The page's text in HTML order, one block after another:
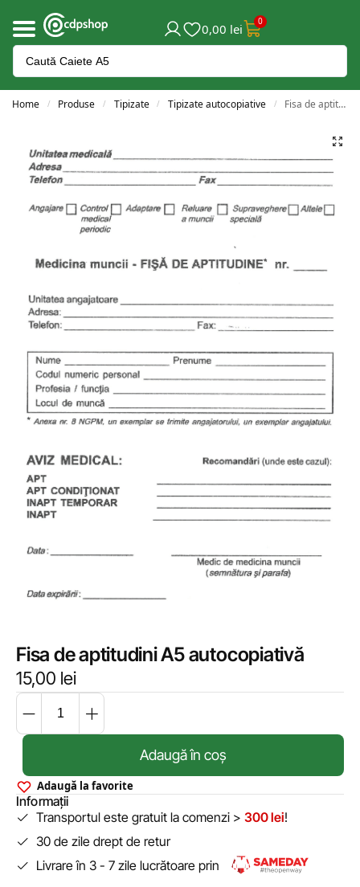
0,00 lei 0
Home / Produse / Tipizate / Tipizate autocopiative / Fisa de aptitudini A5 autocopiativă
Fisa de aptitudini A5 autocopiativă
15,00 lei
Adaugă în coș
Adaugă la favorite
Informații
Transportul este gratuit la comenzi > 300 lei!
30 de zile drept de retur
Livrare în 3 - 7 zile lucrătoare prin